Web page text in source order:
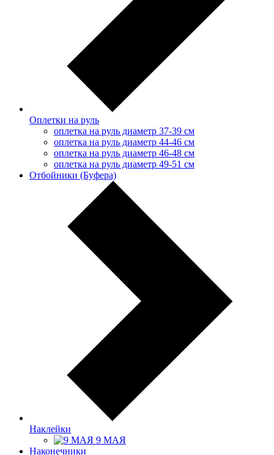
Оплетки на руль
оплетка на руль диаметр 37-39 см
оплетка на руль диаметр 44-46 см
оплетка на руль диаметр 46-48 см
оплетка на руль диаметр 49-51 см
Отбойники (Буфера)
Наклейки
9 МАЯ
Наконечники